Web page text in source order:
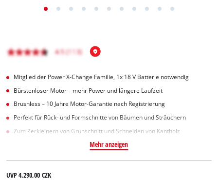
Mitglied der Power X-Change Familie, 1x 18 V Batterie notwendig
Bürstenloser Motor – mehr Power und längere Laufzeit
Brushless – 10 Jahre Motor-Garantie nach Registrierung
Perfekt für Rück- und Formschnitte von Bäumen und Sträuchern
Zum Zerkleinern von Grünschnitt und Schneiden von Kantholz
Mehr anzeigen
UVP4.290,00 CZK